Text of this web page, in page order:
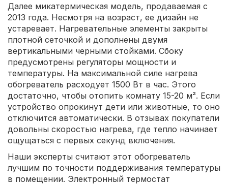
Далее микатермическая модель, продаваемая с
2013 года. Несмотря на возраст, ее дизайн не
устаревает. Нагревательные элементы закрыты
плотной сеточкой и дополнены двумя
вертикальными черными стойками. Сбоку
предусмотрены регуляторы мощности и
температуры. На максимальной силе нагрева
обогреватель расходует 1500 Вт в час. Этого
достаточно, чтобы отопить комнату 15-20 м². Если
устройство опрокинут дети или животные, то оно
отключится автоматически. В отзывах покупатели
довольны скоростью нагрева, где тепло начинает
ощущаться с первых секунд включения.
Наши эксперты считают этот обогреватель
лучшим по точности поддерживания температуры
в помещении. Электронный термостат